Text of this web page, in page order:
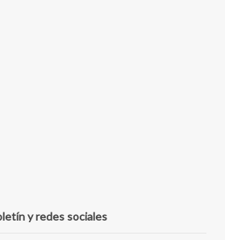
y redes sociales